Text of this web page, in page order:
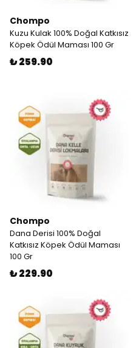
Chompo
Kuzu Kulak 100% Doğal Katkısız
Köpek Ödül Maması 100 Gr
₺ 259.90
Chompo
Dana Derisi 100% Doğal
Katkısız Köpek Ödül Maması
100 Gr
₺ 229.90